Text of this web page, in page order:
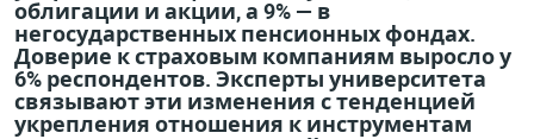
облигации и акции, а 9% — в
негосударственных пенсионных фондах.
Доверие к страховым компаниям выросло у
6% респондентов. Эксперты университета
связывают эти изменения с тенденцией
укрепления отношения к инструментам